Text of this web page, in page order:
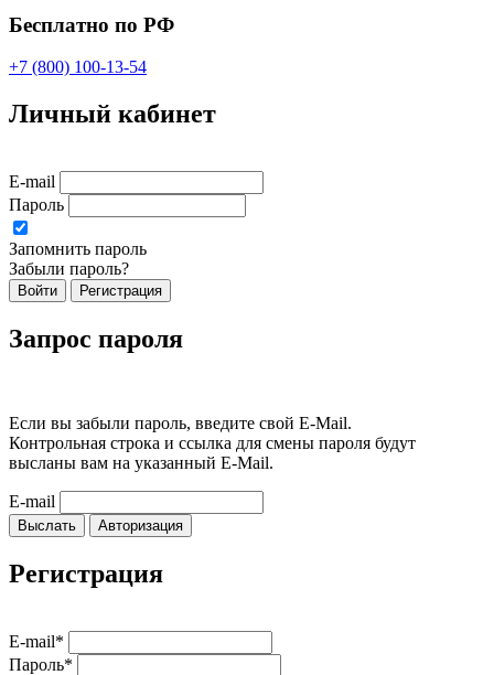
Бесплатно по РФ
+7 (800) 100-13-54
Личный кабинет
E-mail
Пароль
Запомнить пароль
Забыли пароль?
Войти Регистрация
Запрос пароля
Если вы забыли пароль, введите свой E-Mail.
Контрольная строка и ссылка для смены пароля будут
высланы вам на указанный E-Mail.
E-mail
Выслать Авторизация
Регистрация
E-mail*
Пароль*